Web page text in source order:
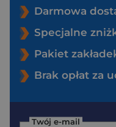
Darmowa
Specjalne
Pakiet
Brak opłat za
Twój e-mail